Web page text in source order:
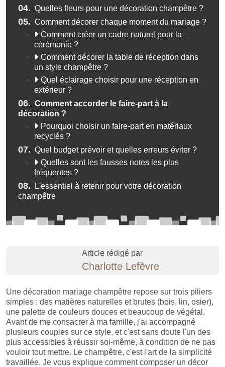
Une décoration mariage champêtre repose sur trois piliers
simples : des matières naturelles et brutes (bois, lin, osier),
une palette de couleurs douces et beaucoup de végétal.
Avant de me consacrer à ma famille, j'ai accompagné
plusieurs couples sur ce style, et c'est sans doute l'un des
plus accessibles à réussir soi-même, à condition de ne pas
vouloir tout mettre. Le champêtre, c'est l'art de la simplicité
travaillée. Je vous explique comment composer un décor
04. Quelles fleurs pour une décoration champêtre ?
05. Comment décorer chaque moment du mariage ?
Comment créer un cadre naturel pour la
cérémonie ?
Comment décorer la table de réception dans
un style champêtre ?
Quel éclairage choisir pour une réception en
extérieur ?
06. Comment accorder le faire-part à la
décoration ?
Pourquoi choisir un faire-part en matériaux
recyclés ?
07. Quel budget prévoir et quelles erreurs éviter ?
Quelles sont les fausses notes les plus
fréquentes ?
08.
L'essentiel à retenir pour votre décoration
champêtre
Article rédigé par
Charlotte Lefèvre